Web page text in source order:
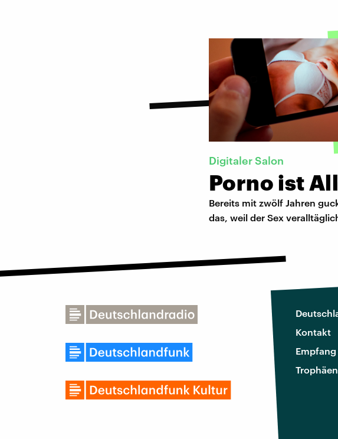
Digitaler Salon
Porno ist
Bereits mit zwölf Jahren
das, weil der Sex
Kontakt
Empfang
Trophäen